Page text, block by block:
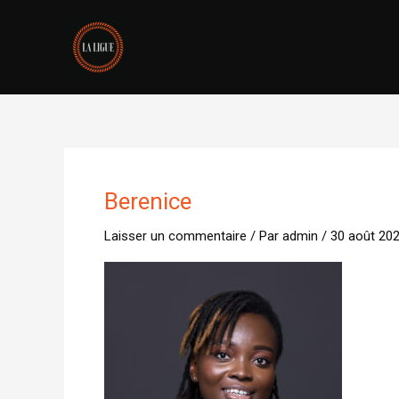
Berenice
Laisser un commentaire / Par admin / 30 août